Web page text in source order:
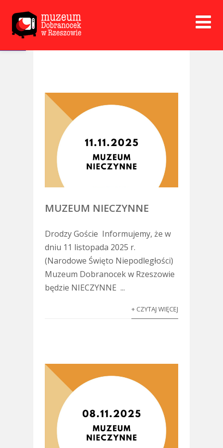
Open toolbar
MUZEUM NIECZYNNE
Drodzy Goście Informujemy, że w
dniu 11 listopada 2025 r.
(Narodowe Święto Niepodległości)
Muzeum Dobranocek w Rzeszowie
będzie NIECZYNNE ...
+ CZYTAJ WIĘCEJ